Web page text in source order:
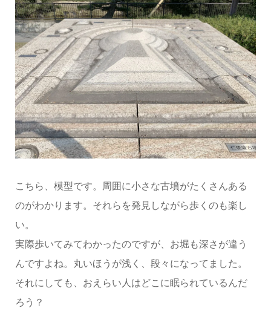
こちら、模型です。周囲に小さな古墳がたくさんある
のがわかります。それらを発見しながら歩くのも楽し
い。
実際歩いてみてわかったのですが、お堀も深さが違う
んですよね。丸いほうが浅く、段々になってました。
それにしても、おえらい人はどこに眠られているんだ
ろう？